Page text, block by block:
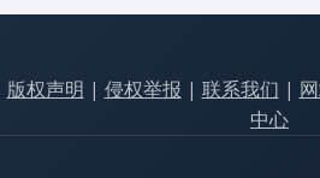
版权声明 | 侵权举报 | 联系我们 |
中心